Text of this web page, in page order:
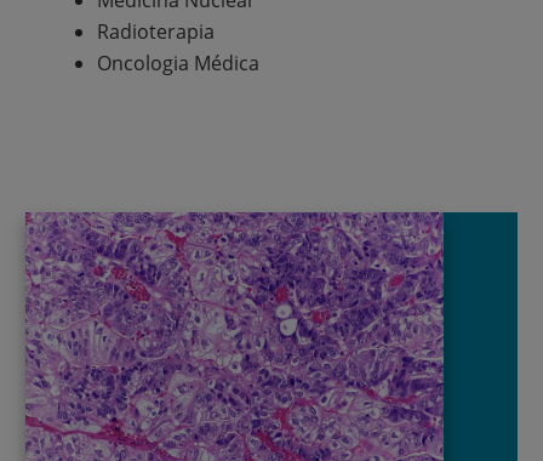
Radioterapia
Oncologia Médica